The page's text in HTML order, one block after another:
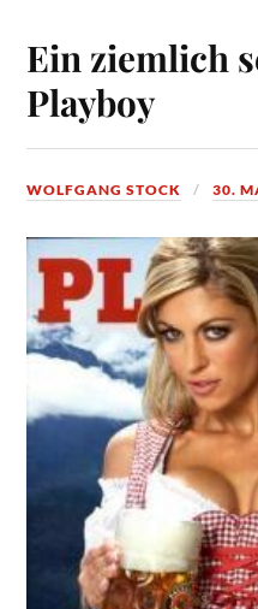
Ein ziemlich
Playboy
WOLFGANG STOCK 30.